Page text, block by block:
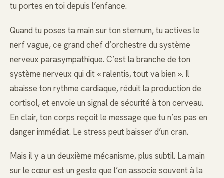
tu portes en toi depuis l’enfance.
Quand tu poses ta main sur ton sternum, tu actives le
nerf vague, ce grand chef d’orchestre du système
nerveux parasympathique. C’est la branche de ton
système nerveux qui dit « ralentis, tout va bien ». Il
abaisse ton rythme cardiaque, réduit la production de
cortisol, et envoie un signal de sécurité à ton cerveau.
En clair, ton corps reçoit le message que tu n’es pas en
danger immédiat. Le stress peut baisser d’un cran.
Mais il y a un deuxième mécanisme, plus subtil. La main
sur le cœur est un geste que l’on associe souvent à la